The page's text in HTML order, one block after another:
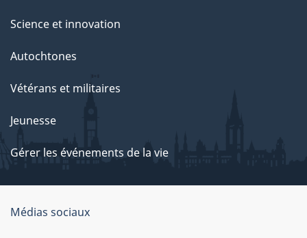
Science et innovation
Autochtones
Vétérans et militaires
Jeunesse
Gérer les événements de la vie
Organisation
Médias sociaux